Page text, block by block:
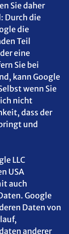
Sie daher
Durch die
die
Teil
eine
Sie bei
kann Google
wenn Sie
nicht
dass der
und
LLC
USA
auch
Google
Daten von
anderer